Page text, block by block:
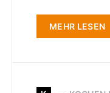
MEHR LESEN